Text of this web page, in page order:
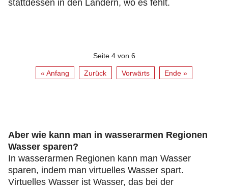
stattdessen in den Ländern, wo es fehlt.
Seite 4 von 6
« Anfang Zurück Vorwärts Ende »
Aber wie kann man in wasserarmen Regionen
Wasser sparen?
In wasserarmen Regionen kann man Wasser
sparen, indem man virtuelles Wasser spart.
Virtuelles Wasser ist Wasser, das bei der